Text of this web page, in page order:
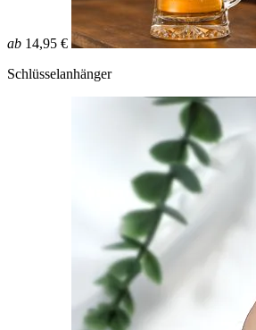
ab 14,95 €
Schlüsselanhänger